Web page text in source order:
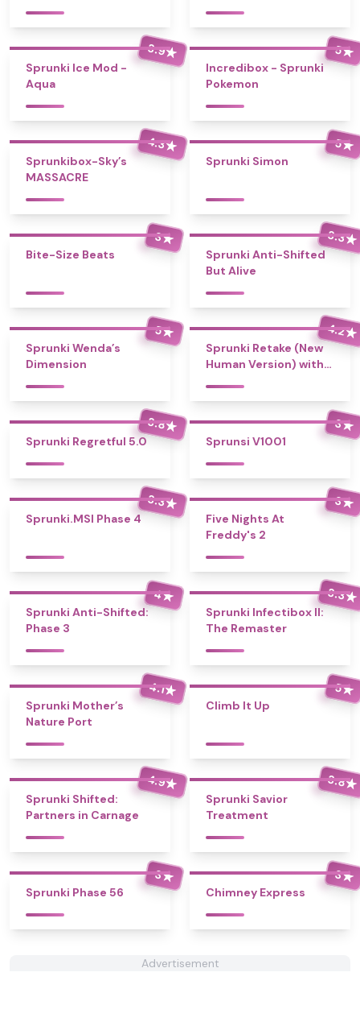
3.9★
Sprunki Ice Mod -
Aqua
5★
Incredibox - Sprunki
Pokemon
4.3★
Sprunkibox-Sky’s
MASSACRE
5★
Sprunki Simon
3★
Bite-Size Beats
3.3★
Sprunki Anti-Shifted
But Alive
5★
Sprunki Wenda’s
Dimension
4.2★
Sprunki Retake (New
Human Version) with
3.8★
Sprunki Regretful 5.0
3★
Sprunsi V1001
3.3★
Sprunki.MSI Phase 4
3★
Five Nights At
Freddy's 2
4★
Sprunki Anti-Shifted:
Phase 3
3.3★
Sprunki Infectibox II:
The Remaster
4.1★
Sprunki Mother’s
Nature Port
5★
Climb It Up
4.9★
Sprunki Shifted:
Partners in Carnage
3.8★
Sprunki Savior
Treatment
3★
Sprunki Phase 56
3★
Chimney Express
Advertisement